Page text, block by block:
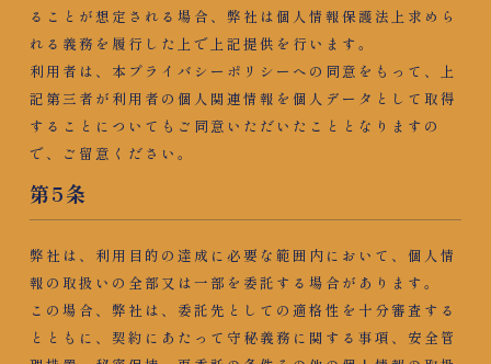
ることが想定される場合、弊社は個人情報保護法上求めら
れる義務を履行した上で上記提供を行います。
利用者は、本プライバシーポリシーへの同意をもって、上
記第三者が利用者の個人関連情報を個人データとして取得
することについてもご同意いただいたこととなりますの
で、ご留意ください。
第5条​
弊社は、利用目的の達成に必要な範囲内において、個人情
報の取扱いの全部又は一部を委託する場合があります。
この場合、弊社は、委託先としての適格性を十分審査する
とともに、契約にあたって守秘義務に関する事項、安全管